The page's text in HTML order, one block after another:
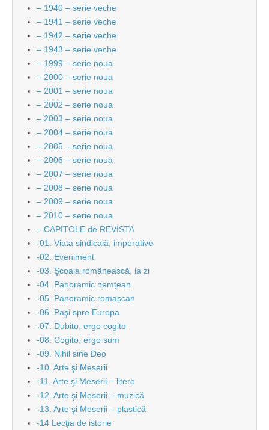
– 1940 – serie veche
– 1941 – serie veche
– 1942 – serie veche
– 1943 – serie veche
– 1999 – serie noua
– 2000 – serie noua
– 2001 – serie noua
– 2002 – serie noua
– 2003 – serie noua
– 2004 – serie noua
– 2005 – serie noua
– 2006 – serie noua
– 2007 – serie noua
– 2008 – serie noua
– 2009 – serie noua
– 2010 – serie noua
– CAPITOLE de REVISTA
-01. Viata sindicală, imperative
-02. Eveniment
-03. Şcoala românească, la zi
-04. Panoramic nemțean
-05. Panoramic romașcan
-06. Paşi spre Europa
-07. Dubito, ergo cogito
-08. Cogito, ergo sum
-09. Nihil sine Deo
-10. Arte şi Meserii
-11. Arte şi Meserii – litere
-12. Arte şi Meserii – muzică
-13. Arte şi Meserii – plastică
-14 Lecţia de istorie